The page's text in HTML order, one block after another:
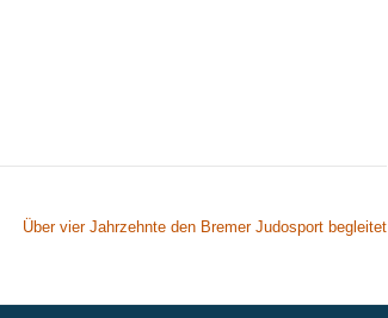
Über vier Jahrzehnte den Bremer Judosport begleitet